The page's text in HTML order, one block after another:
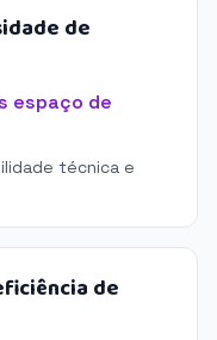
de
espaço de
técnica e
de